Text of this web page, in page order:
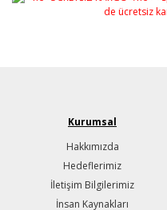
Kurumsal
Hakkımızda
Hedeflerimiz
İletişim Bilgilerimiz
İnsan Kaynakları